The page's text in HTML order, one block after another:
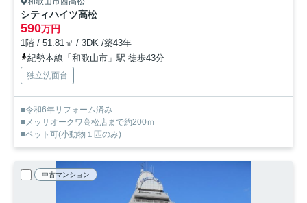
シティハイツ高松
590万円
1階 / 51.81㎡ / 3DK /築43年
紀勢本線「和歌山市」駅 徒歩43分
独立洗面台
■令和6年リフォーム済み
■メッサオークワ高松店まで約200ｍ
■ペット可(小動物１匹のみ)
中古マンション